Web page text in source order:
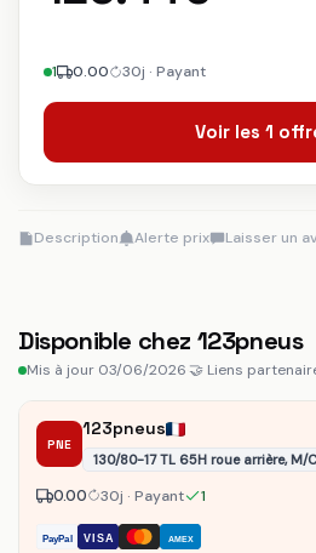
1 0.00 30j · Payant
Voir les 1
Description Alerte prix Laisser un
Disponible chez 123pneus
Mis à jour 03/06/2026🤝 Liens
PNE
123pneus
130/80-17 TL 65H roue arrière, M/C
PayPal VISA AMEX
0.00 30j · Payant 1